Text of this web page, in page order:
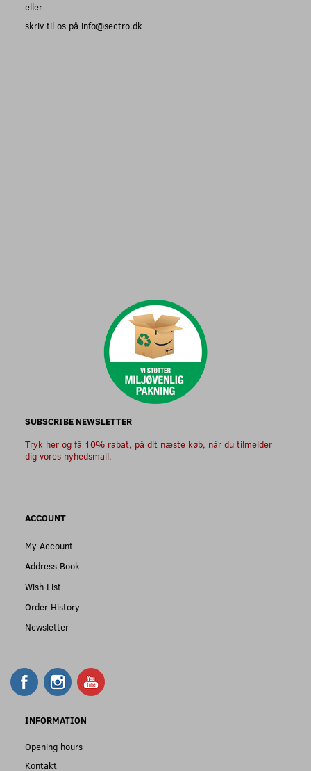
eller
skriv til os på info@sectro.dk
SUBSCRIBE NEWSLETTER
Tryk her og få 10% rabat, på dit næste køb, når du tilmelder
dig vores nyhedsmail.
ACCOUNT
My Account
Address Book
Wish List
Order History
Newsletter
INFORMATION
Opening hours
Kontakt